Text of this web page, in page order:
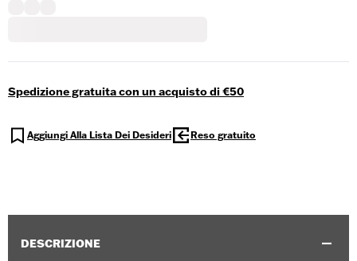
Spedizione gratuita con un acquisto di €50
Aggiungi Alla Lista Dei Desideri Reso gratuito
DESCRIZIONE